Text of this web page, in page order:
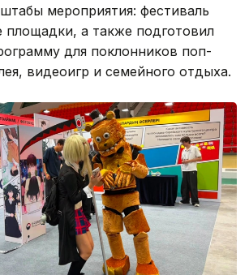
мероприятия: фестиваль
площадки, а также подготовил
для поклонников поп-
видеоигр и семейного отдыха.